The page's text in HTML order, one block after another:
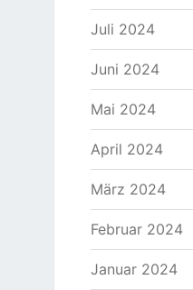
Juli 2024
Juni 2024
Mai 2024
April 2024
März 2024
Februar 2024
Januar 2024